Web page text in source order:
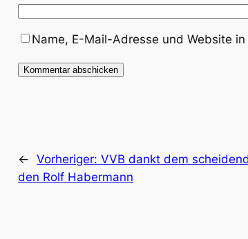
Name, E-Mail-Adresse und Website
← Vorheriger: VVB dankt dem
den Rolf Haber­mann